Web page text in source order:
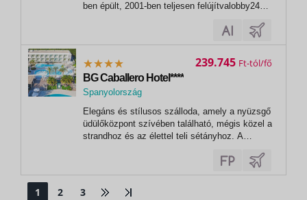
ben épült, 2001-ben teljesen felújítvalobby24
teraszingyenes vezeték nélküli
MasterCardSport és szórakozástérítés
ellenében:...
BG Caballero Hotel****
Spanyolország
Elegáns és stílusos szálloda, amely a nyüzsgő
üdülőközpont szívében található, mégis közel a
strandhoz és az élettel teli sétányhoz. A
a Baleár-szigeteken kiváló színvonaláról és
magas szintű szolgáltatásairól ismert. Ideális
239.745 Ft
1 2 3